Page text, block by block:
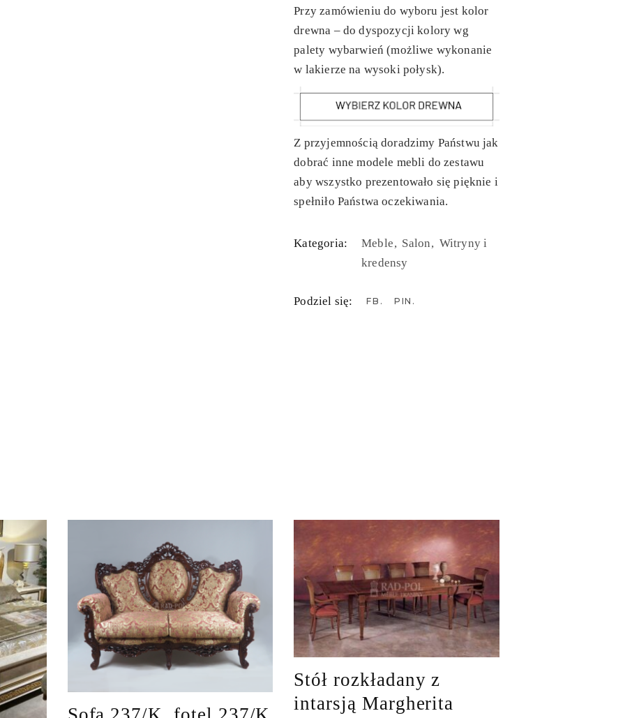
Przy zamówieniu do wyboru jest kolor
drewna – do dyspozycji kolory wg
palety wybarwień (możliwe wykonanie
w lakierze na wysoki połysk).
Z przyjemnością doradzimy Państwu jak
dobrać inne modele mebli do zestawu
aby wszystko prezentowało się pięknie i
spełniło Państwa oczekiwania.
Kategoria: Meble Salon Witryny i
kredensy
Podziel się: FB PIN
Stół rozkładany z
intarsją Margherita